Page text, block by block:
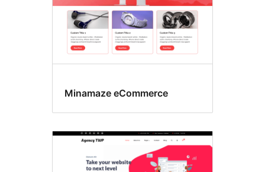
Minamaze eCommerce